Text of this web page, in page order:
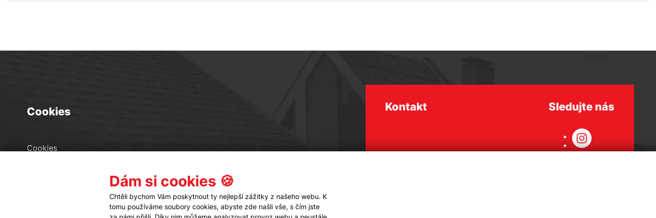
Cookies
Cookies
Kontakt Sledujte nás
Dám si cookies 🍪
Chtěli bychom Vám poskytnout ty nejlepší zážitky z našeho webu. K
tomu používáme soubory cookies, abyste zde našli vše, s čím jste